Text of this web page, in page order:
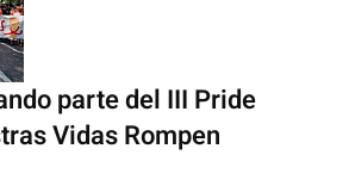
parte del III Pride
Vidas Rompen